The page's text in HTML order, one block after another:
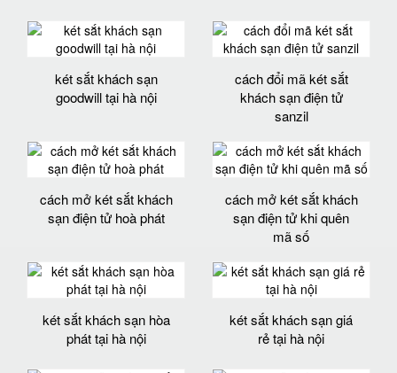
két sắt khách sạn
goodwill tại hà nội
cách đổi mã két sắt
khách sạn điện tử
sanzil
cách mở két sắt khách
sạn điện tử hoà phát
cách mở két sắt khách
sạn điện tử khi quên
mã số
két sắt khách sạn hòa
phát tại hà nội
két sắt khách sạn giá
rẻ tại hà nội